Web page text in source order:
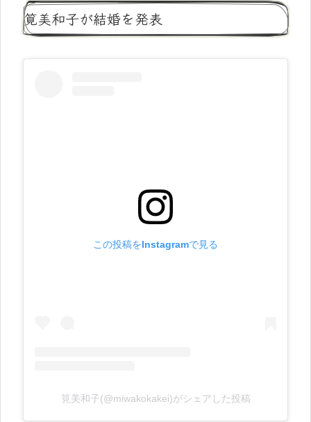
筧美和子が結婚を発表
この投稿をInstagramで見る
筧美和子(@miwakokakei)がシェアした投稿